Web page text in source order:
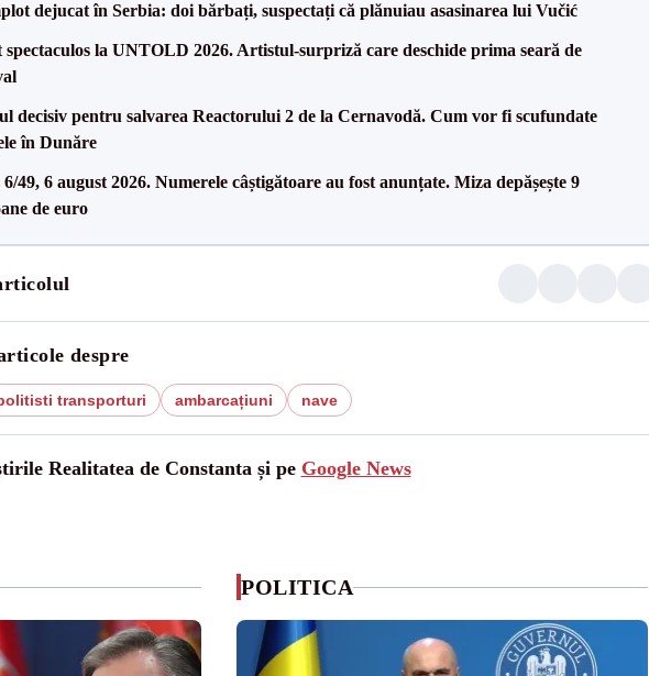
dejucat în Serbia: doi bărbați, suspectați că plănuiau asasinarea lui Vučić
spectaculos la UNTOLD 2026. Artistul-surpriză care deschide prima seară de
decisiv pentru salvarea Reactorului 2 de la Cernavodă. Cum vor fi scufundate
în Dunăre
49, 6 august 2026. Numerele câștigătoare au fost anunțate. Miza depășește 9
de euro
despre
transporturi ambarcațiuni nave
Realitatea de Constanta și pe Google News
POLITICA